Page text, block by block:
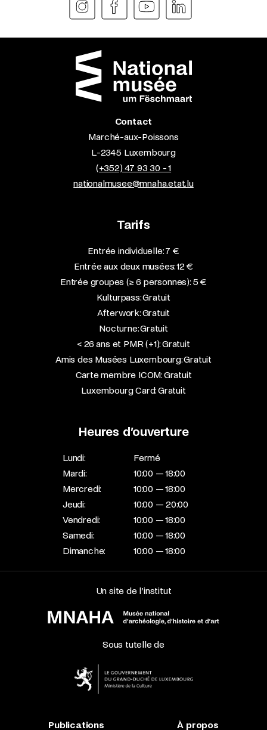
Contact
Marché-aux-Poissons
L-2345 Luxembourg
(+352) 47 93 30 - 1
nationalmusee@mnaha.etat.lu
Tarifs
Entrée individuelle: 7 €
Entrée aux deux musées: 12 €
Entrée groupes (≥ 6 personnes): 5 €
Kulturpass: Gratuit
Afterwork: Gratuit
Nocturne: Gratuit
< 26 ans et PMR (+1): Gratuit
Amis des Musées Luxembourg: Gratuit
Carte membre ICOM: Gratuit
Luxembourg Card: Gratuit
Heures d’ouverture
Lundi:
Fermé
Mardi:
10:00 — 18:00
Mercredi:
10:00 — 18:00
Jeudi:
10:00 — 20:00
Vendredi:
10:00 — 18:00
Samedi:
10:00 — 18:00
Dimanche:
10:00 — 18:00
Un site de l’institut
Sous tutelle de
Publications À propos